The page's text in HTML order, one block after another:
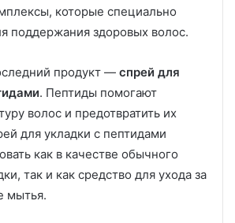
которые специально
поддержания здоровых волос.
продукт — спрей для
. Пептиды помогают
волос и предотвратить их
для укладки с пептидами
как в качестве обычного
так и как средство для ухода за
мытья.